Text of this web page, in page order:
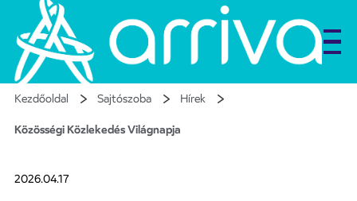
Kezdőoldal Sajtószoba Hírek
Közösségi Közlekedés Világnapja
2026.04.17